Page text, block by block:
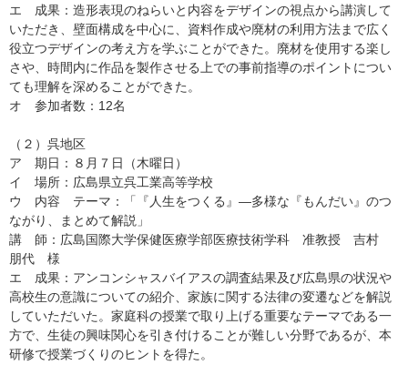
エ 成果：造形表現のねらいと内容をデザインの視点から講演して
いただき、壁面構成を中心に、資料作成や廃材の利用方法まで広く
役立つデザインの考え方を学ぶことができた。廃材を使用する楽し
さや、時間内に作品を製作させる上での事前指導のポイントについ
ても理解を深めることができた。
オ 参加者数：12名
（２）呉地区
ア 期日：８月７日（木曜日）
イ 場所：広島県立呉工業高等学校
ウ 内容 テーマ：「『人生をつくる』―多様な『もんだい』のつ
ながり、まとめて解説」
講 師：広島国際大学保健医療学部医療技術学科 准教授 吉村
朋代 様
エ 成果：アンコンシャスバイアスの調査結果及び広島県の状況や
高校生の意識についての紹介、家族に関する法律の変遷などを解説
していただいた。家庭科の授業で取り上げる重要なテーマである一
方で、生徒の興味関心を引き付けることが難しい分野であるが、本
研修で授業づくりのヒントを得た。